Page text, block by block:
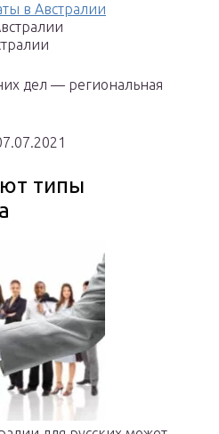
в Австралии
дел — региональная
типы